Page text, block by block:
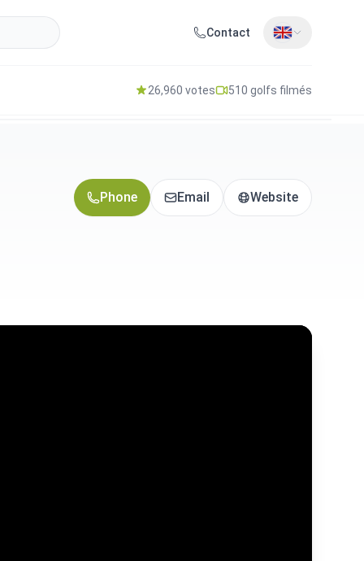
Contact
26,960 votes 510 golfs filmés
Phone Email Website